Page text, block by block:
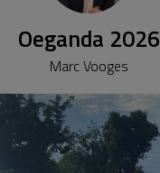
Oeganda 2026
Marc Vooges